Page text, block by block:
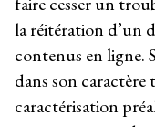
la réitération d’un
contenus en ligne.
dans son caractère
caractérisation